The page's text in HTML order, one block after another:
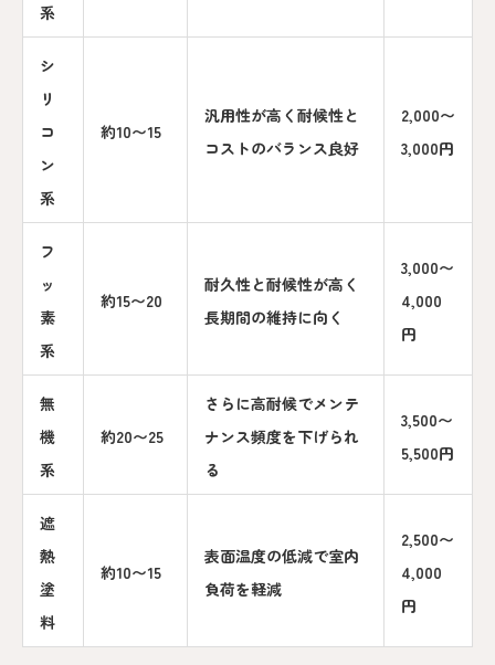
系
シ
リ
コ
ン
系
約10〜15
汎用性が高く耐候性と
コストのバランス良好
2,000〜
3,000円
フ
ッ
素
系
約15〜20
耐久性と耐候性が高く
長期間の維持に向く
3,000〜
4,000
円
無
機
系
約20〜25
さらに高耐候でメンテ
ナンス頻度を下げられ
る
3,500〜
5,500円
遮
熱
塗
料
約10〜15
表面温度の低減で室内
負荷を軽減
2,500〜
4,000
円